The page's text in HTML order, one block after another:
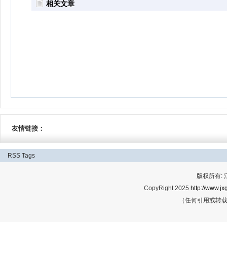
相关文章
友情链接：
RSS Tags
版权所有:
CopyRight 2025 http://
（任何引用或转